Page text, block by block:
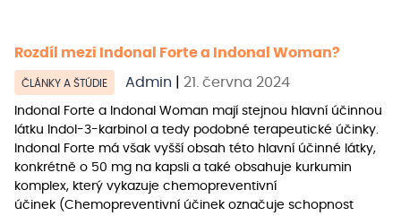
Rozdíl mezi Indonal Forte a Indonal Woman?
ČLÁNKY A ŠTÚDIE Admin 21. června 2024
Indonal Forte a Indonal Woman mají stejnou hlavní účinnou
látku Indol-3-karbinol a tedy podobné terapeutické účinky.
Indonal Forte má však vyšší obsah této hlavní účinné látky,
konkrétně o 50 mg na kapsli a také obsahuje kurkumin
komplex, který vykazuje chemopreventivní
účinek (Chemopreventivní účinek označuje schopnost